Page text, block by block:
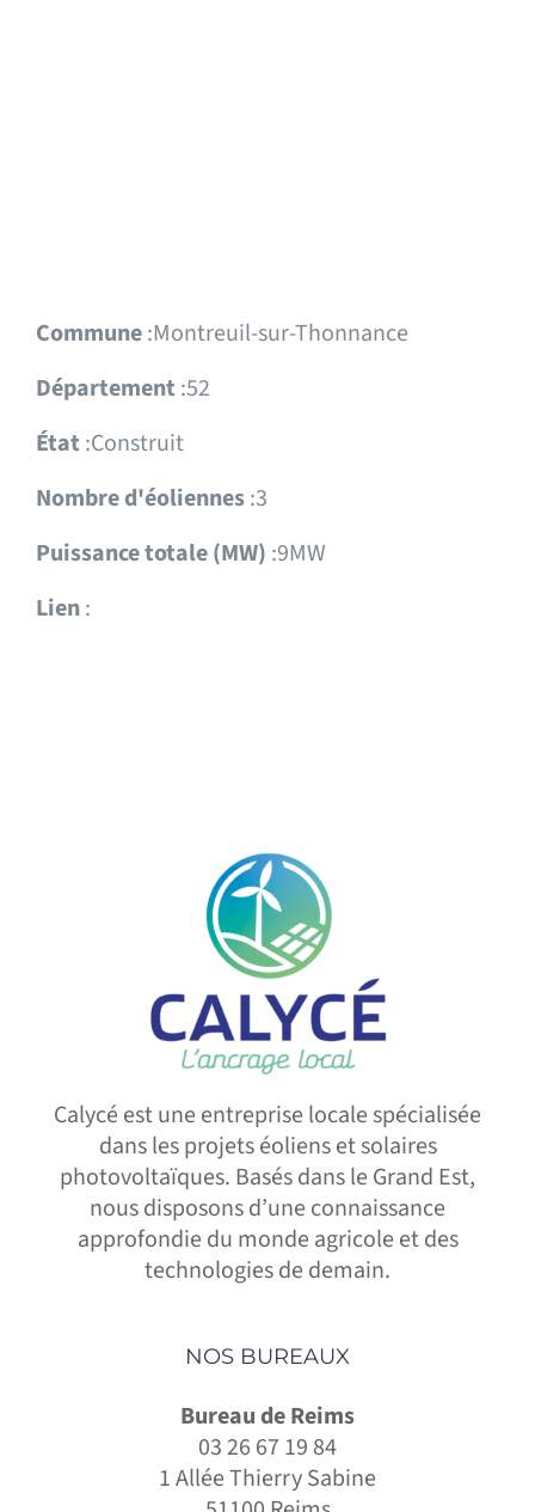
Commune:Montreuil-sur-Thonnance
Département:52
État:Construit
Nombre d'éoliennes:3
Puissance totale (MW) :9MW
Lien:
Calycé est une entreprise locale spécialisée
dans les projets éoliens et solaires
photovoltaïques. Basés dans le Grand Est,
nous disposons d’une connaissance
approfondie du monde agricole et des
technologies de demain.
NOS BUREAUX
Bureau de Reims
03 26 67 19 84
1 Allée Thierry Sabine